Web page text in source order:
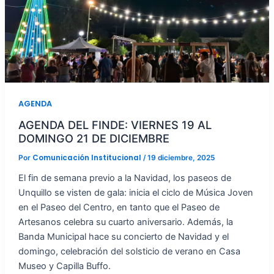
AGENDA
AGENDA DEL FINDE: VIERNES 19 AL
DOMINGO 21 DE DICIEMBRE
Por Comunicación Institucional /19 diciembre, 2025
El fin de semana previo a la Navidad, los paseos de
Unquillo se visten de gala: inicia el ciclo de Música Joven
en el Paseo del Centro, en tanto que el Paseo de
Artesanos celebra su cuarto aniversario. Además, la
Banda Municipal hace su concierto de Navidad y el
domingo, celebración del solsticio de verano en Casa
Museo y Capilla Buffo.